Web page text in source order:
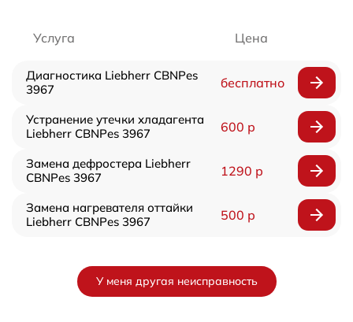
Услуга Цена
Диагностика Liebherr CBNPes
3967
бесплатно
Устранение утечки хладагента
Liebherr CBNPes 3967
600 р
Замена дефростера Liebherr
CBNPes 3967
1290 р
Замена нагревателя оттайки
Liebherr CBNPes 3967
500 р
У меня другая неисправность